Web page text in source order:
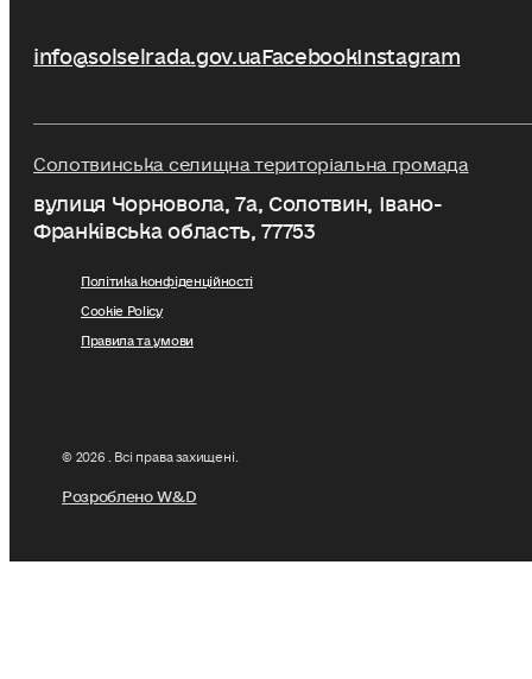
info@solselrada.gov.uaFacebookInstagram
Солотвинська селищна територіальна громада
вулиця Чорновола, 7a, Солотвин, Івано-
Франківська область, 77753
Політика конфіденційності
Cookie Policy
Правила та умови
© 2026 . Всі права захищені.
Розроблено W&D